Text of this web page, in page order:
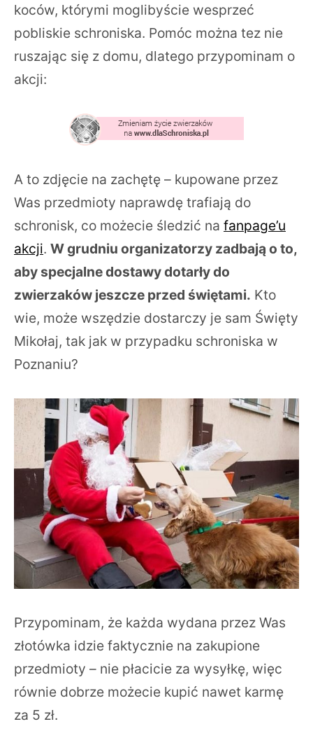
koców, którymi moglibyście wesprzeć
pobliskie schroniska. Pomóc można tez nie
ruszając się z domu, dlatego przypominam o
akcji:
A to zdjęcie na zachętę – kupowane przez
Was przedmioty naprawdę trafiają do
schronisk, co możecie śledzić na fanpage’u
akcji. W grudniu organizatorzy zadbają o to,
aby specjalne dostawy dotarły do
zwierzaków jeszcze przed świętami. Kto
wie, może wszędzie dostarczy je sam Święty
Mikołaj, tak jak w przypadku schroniska w
Poznaniu?
Przypominam, że każda wydana przez Was
złotówka idzie faktycznie na zakupione
przedmioty – nie płacicie za wysyłkę, więc
równie dobrze możecie kupić nawet karmę
za 5 zł.